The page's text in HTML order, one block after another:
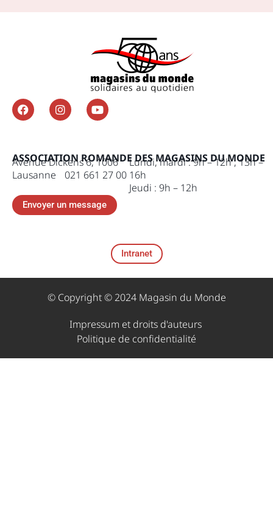
ASSOCIATION ROMANDE DES MAGASINS DU MONDE
Avenue Dickens 6, 1006
Lausanne 021 661 27 00
Lundi, mardi : 9h – 12h , 13h –
16h
Jeudi : 9h – 12h
Envoyer un message
Intranet
© Copyright © 2024 Magasin du Monde
Impressum et droits d'auteurs ​
Politique de confidentialité​